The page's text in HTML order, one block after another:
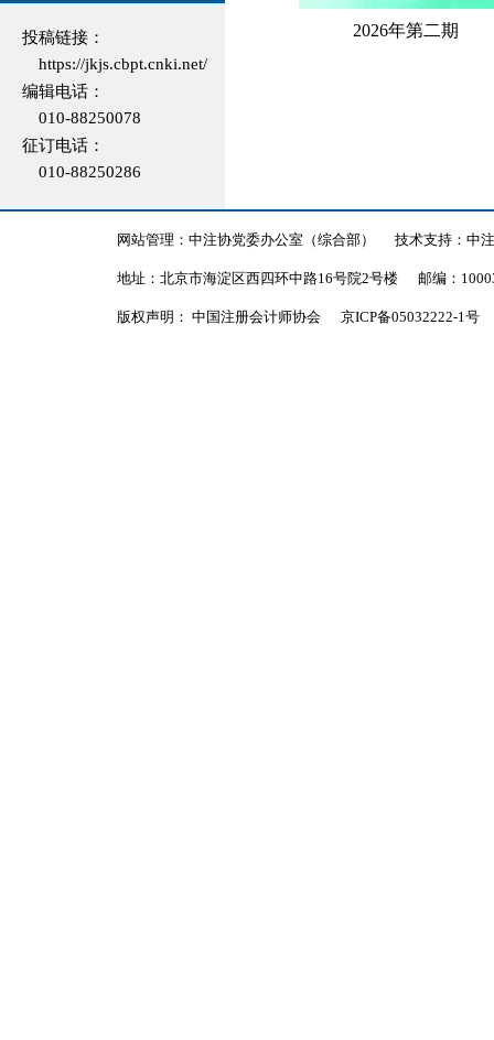
2012年会刊
2010年会刊
2008年会刊
2007年会刊
2006年会刊
投稿链接：
https://jkjs.cbpt.cnki.net/
编辑电话：
010-88250078
征订电话：
010-88250286
2026年第二期
网站管理：中注协党委办公室（综合部） 技术支持：中
地址：北京市海淀区西四环中路16号院2号楼 邮编：
版权声明： 中国注册会计师协会 京ICP备05032222-1号